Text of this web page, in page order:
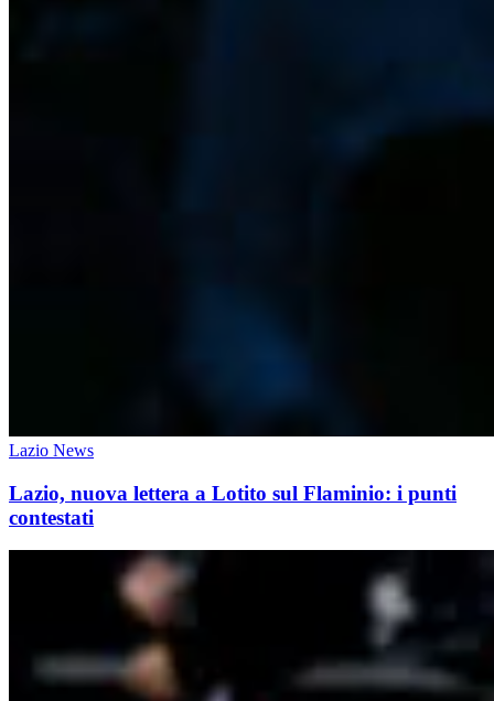
Lazio News
Lazio, nuova lettera a Lotito sul Flaminio: i punti
contestati